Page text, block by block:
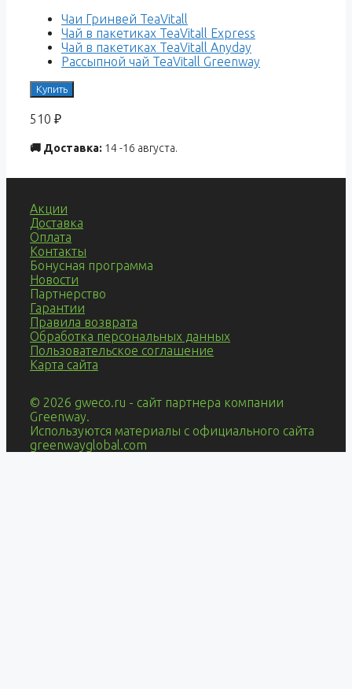
Чаи Гринвей TeaVitall
Чай в пакетиках TeaVitall Express
Чай в пакетиках TeaVitall Anyday
Рассыпной чай TeaVitall Greenway
Купить
510 ₽
🚚 Доставка: 14 -16 августа.
Акции
Доставка
Оплата
Контакты
Бонусная программа
Новости
Партнерство
Гарантии
Правила возврата
Обработка персональных данных
Пользовательское соглашение
Карта сайта
© 2026 gweco.ru - сайт партнера компании
Greenway.
Используются материалы с официального сайта
greenwayglobal.com